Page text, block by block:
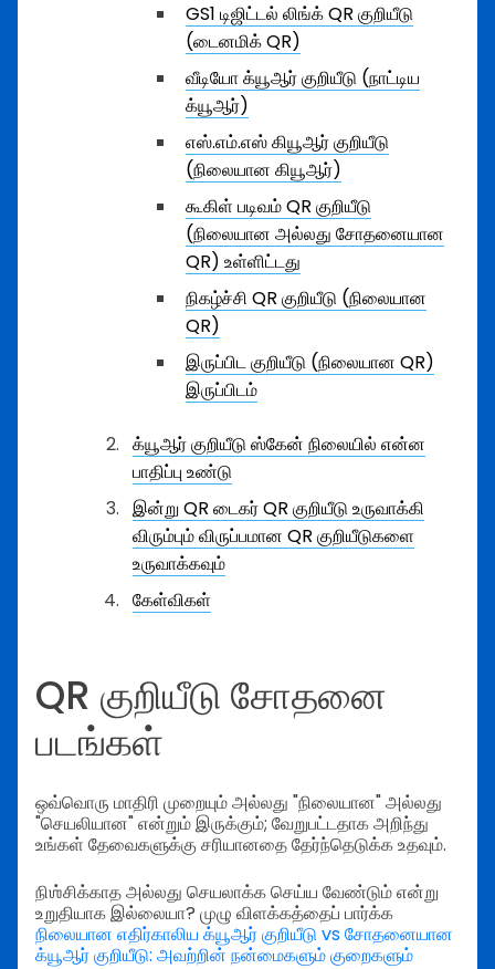
GS1 டிஜிட்டல் லிங்க் QR குறியீடு
(டைனமிக் QR)
வீடியோ க்யூஆர் குறியீடு (நாட்டிய
க்யூஆர்)
எஸ்.எம்.எஸ் கியூஆர் குறியீடு
(நிலையான கியூஆர்)
கூகிள் படிவம் QR குறியீடு
(நிலையான அல்லது சோதனையான
QR) உள்ளிட்டது
நிகழ்ச்சி QR குறியீடு (நிலையான
QR)
இருப்பிட குறியீடு (நிலையான QR)
இருப்பிடம்
க்யூஆர் குறியீடு ஸ்கேன் நிலையில் என்ன
பாதிப்பு உண்டு
இன்று QR டைகர் QR குறியீடு உருவாக்கி
விரும்பும் விருப்பமான QR குறியீடுகளை
உருவாக்கவும்
கேள்விகள்
QR குறியீடு சோதனை
படங்கள்
ஒவ்வொரு மாதிரி முறையும் அல்லது "நிலையான" அல்லது
"செயலியான" என்றும் இருக்கும்; வேறுபட்டதாக அறிந்து
உங்கள் தேவைகளுக்கு சரியானதை தேர்ந்தெடுக்க உதவும்.
நிஶ்சிக்காத அல்லது செயலாக்க செய்ய வேண்டும் என்று
உறுதியாக இல்லையா? முழு விளக்கத்தைப் பார்க்க
நிலையான எதிர்காலிய க்யூஆர் குறியீடு vs சோதனையான
க்யூஆர் குறியீடு: அவற்றின் நன்மைகளும் குறைகளும்